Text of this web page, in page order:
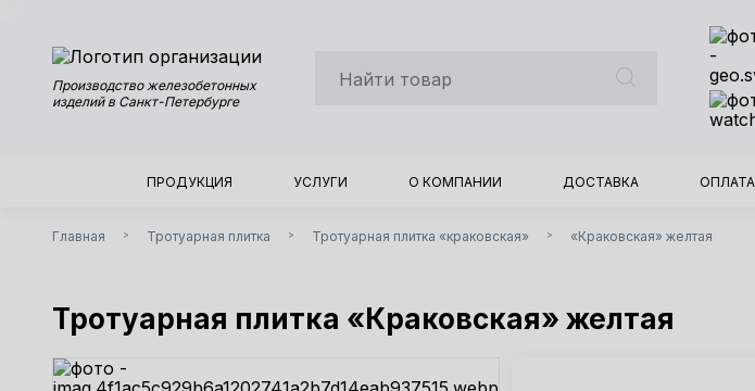
Производство железобетонных
изделий в Санкт-Петербурге
ПРОДУКЦИЯ УСЛУГИ О КОМПАНИИ ДОСТАВКА ОПЛАТА
Главная > Тротуарная плитка > Тротуарная плитка «краковская» > «Краковская» желтая
Тротуарная плитка «Краковская» желтая